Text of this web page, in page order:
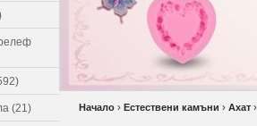
(21) Начало › Естествени камъни › Ахат